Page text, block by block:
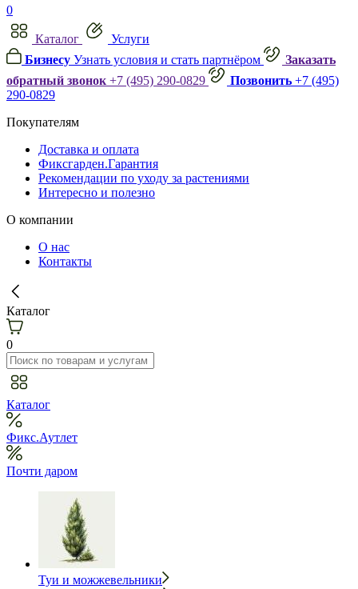
0
Каталог
Услуги
Бизнесу Узнать условия и стать партнёром
Заказать
обратный звонок +7 (495) 290-0829 Позвонить +7 (495)
290-0829
Покупателям
Доставка и оплата
Фиксгарден.Гарантия
Рекомендации по уходу за растениями
Интересно и полезно
О компании
О нас
Контакты
Каталог
0
Каталог
Фикс.Аутлет
Почти даром
Туи и можжевельники